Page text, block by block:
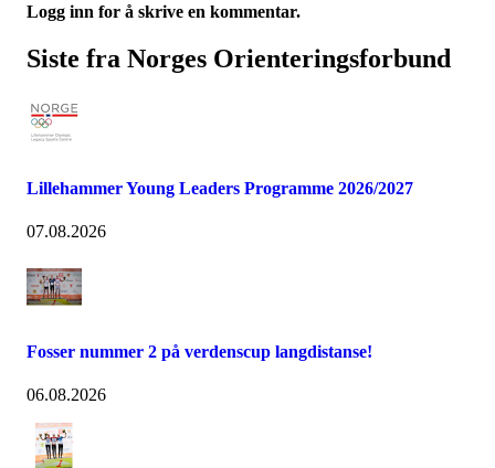
Logg inn for å skrive en kommentar.
Siste fra Norges Orienteringsforbund
Lillehammer Young Leaders Programme 2026/2027
07.08.2026
Fosser nummer 2 på verdenscup langdistanse!
06.08.2026